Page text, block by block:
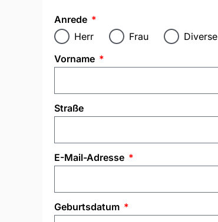
Anrede
Herr
Frau
Diverse
Vorname
Straße
E-Mail-Adresse
Geburtsdatum